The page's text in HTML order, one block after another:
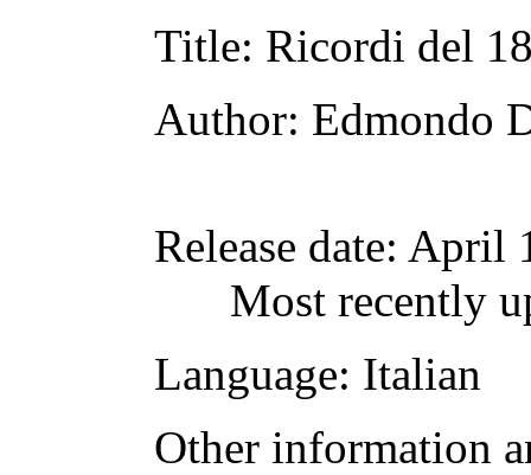
Title: Ricordi del
Author: Edmondo
Release date: April
Most recently
Language: Italian
Other information